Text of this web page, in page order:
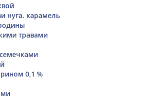
нуга. карамель
травами
0,1 %